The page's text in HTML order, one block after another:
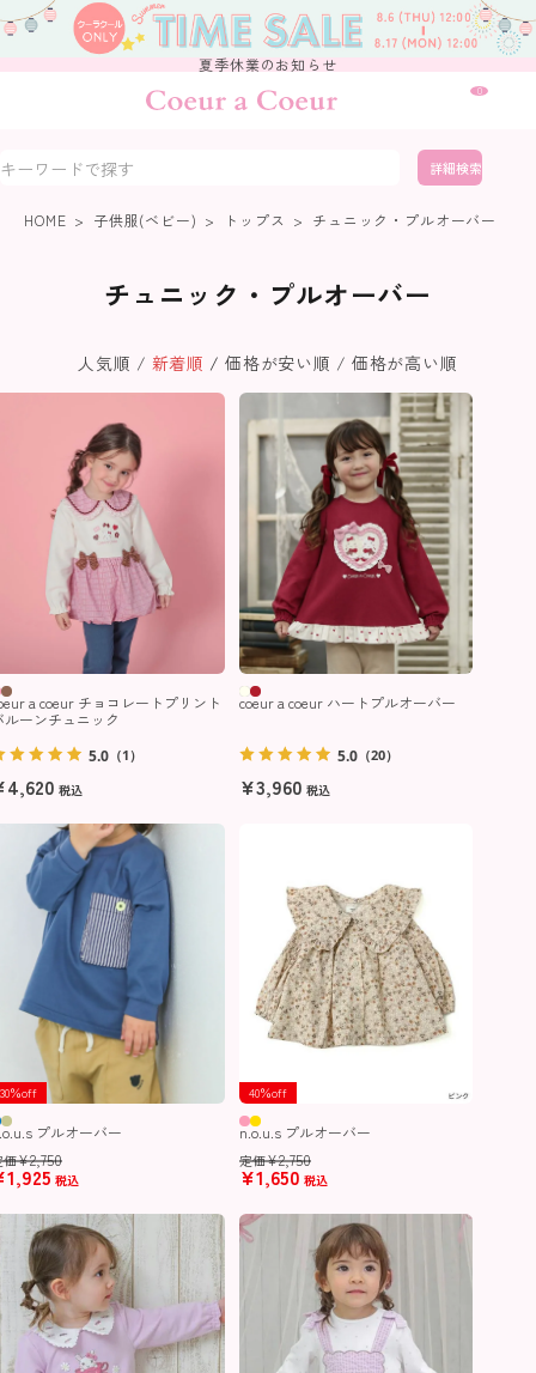
夏季休業のお知らせ
0
詳細検索
HOME 子供服(ベビー) トップス チュニック・プルオーバー
チュニック・プルオーバー
人気順 新着順 価格が安い順 価格が高い順
a coeur チョコレートプリント
ルーンチュニック
4,620 税込
5.0 （1）
coeur a coeur ハートプルオーバー
¥3,960 税込
5.0（20）
30％off
プルオーバー
価¥2,750
1,925 税込
40％off
n.o.u.s プルオーバー
定価¥2,750
¥1,650 税込